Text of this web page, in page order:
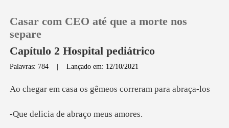
Casar com CEO até que a morte nos
separe
Capítulo 2 Hospital pediátrico
Palavras: 784 |Lançado em: 12/10/2021
os gêmeos correr
a de abraço